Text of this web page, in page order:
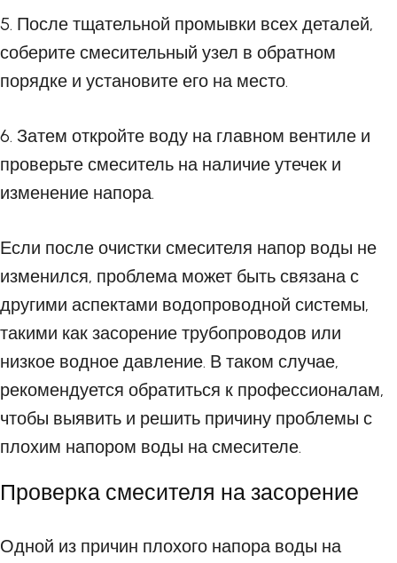
5. После тщательной промывки всех деталей,
соберите смесительный узел в обратном
порядке и установите его на место.
6. Затем откройте воду на главном вентиле и
проверьте смеситель на наличие утечек и
изменение напора.
Если после очистки смесителя напор воды не
изменился, проблема может быть связана с
другими аспектами водопроводной системы,
такими как засорение трубопроводов или
низкое водное давление. В таком случае,
рекомендуется обратиться к профессионалам,
чтобы выявить и решить причину проблемы с
плохим напором воды на смесителе.
Проверка смесителя на засорение
Одной из причин плохого напора воды на